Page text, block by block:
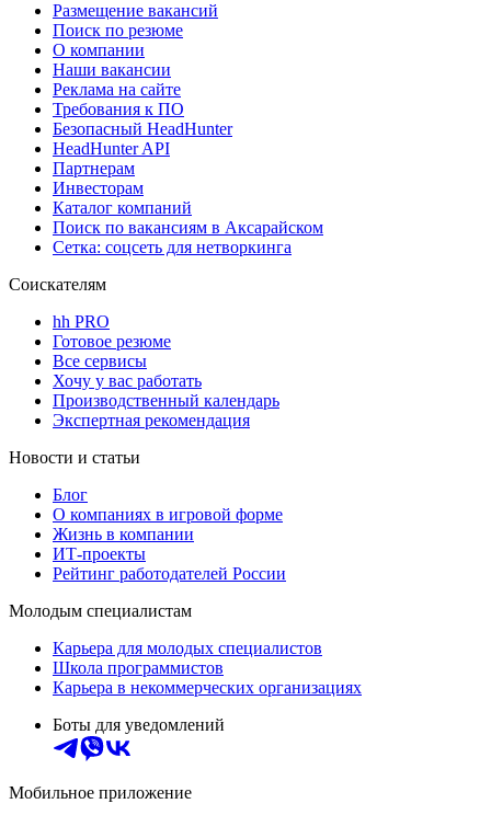
Размещение вакансий
Поиск по резюме
О компании
Наши вакансии
Реклама на сайте
Требования к ПО
Безопасный HeadHunter
HeadHunter API
Партнерам
Инвесторам
Каталог компаний
Поиск по вакансиям в Аксарайском
Сетка: соцсеть для нетворкинга
Соискателям
hh PRO
Готовое резюме
Все сервисы
Хочу у вас работать
Производственный календарь
Экспертная рекомендация
Новости и статьи
Блог
О компаниях в игровой форме
Жизнь в компании
ИТ-проекты
Рейтинг работодателей России
Молодым специалистам
Карьера для молодых специалистов
Школа программистов
Карьера в некоммерческих организациях
Боты для уведомлений
Мобильное приложение